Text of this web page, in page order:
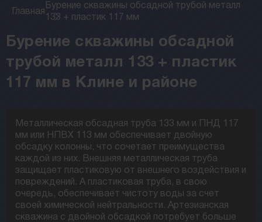
Главная
Бурение скважины обсадной трубой металл
133 + пластик 117 мм
Бурение скважины обсадной
трубой металл 133 + пластик
117 мм в Клине и районе
Металлическая обсадная труба 133 мм и ПНД 117
мм или НПВХ 113 мм обеспечивает двойную
обсадку колонны, что сочетает преимущества
каждой из них. Внешняя металлическая труба
защищает пластиковую от внешнего воздействия и
повреждений. А пластиковая труба, в свою
очередь, обеспечивает чистоту воды за счет
своей химической нейтральности. Артезианская
скважина с двойной обсадкой потребует больше